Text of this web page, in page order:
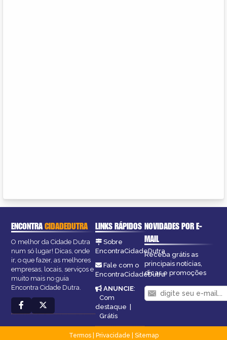
ENCONTRACIDADEDUTRA
O melhor da Cidade Dutra
num só lugar! Dicas, onde
ir, o que fazer, as melhores
empresas, locais, serviços e
muito mais no guia
Encontra Cidade Dutra.
LINKS RÁPIDOS
Sobre
EncontraCidadeDutra
Fale com o
EncontraCidadeDutra
ANUNCIE:
Com
destaque
Grátis
NOVIDADES POR E-
MAIL
Receba grátis as
principais notícias,
dicas e promoções
Termos| Privacidade
Sitemap